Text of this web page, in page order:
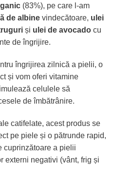
(83%), pe care l-am
de albinevindecătoare, ulei
și ulei de avocadocu
de îngrijire.
îngrijirea zilnică a pielii, o
și vom oferi vitamine
celulele să
de îmbătrânire.
catifelate, acest produs se
pe piele și o pătrunde rapid,
cuprinzătoare a pielii
externi negativi (vânt, frig și